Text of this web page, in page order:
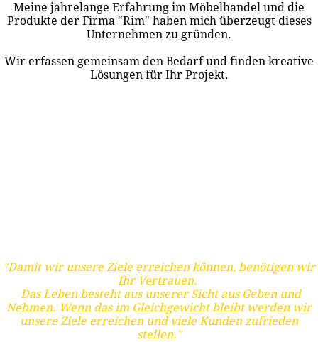
Meine jahrelange Erfahrung im Möbelhandel und die
Produkte der Firma "Rim" haben mich überzeugt dieses
Unternehmen zu gründen.
Wir erfassen gemeinsam den Bedarf und finden kreative
Lösungen für Ihr Projekt.
"Damit wir unsere Ziele erreichen können, benötigen wir
Ihr Vertrauen.
Das Leben besteht aus unserer Sicht aus Geben und
Nehmen. Wenn das im Gleichgewicht bleibt werden wir
unsere Ziele erreichen und viele Kunden zufrieden
stellen."